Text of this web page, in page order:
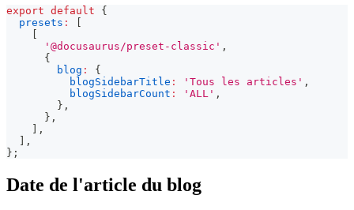
export default
{
presets :
'@docusaurus/preset-classic' ,
{
blog :
{
blogSidebarTitle : 'Tous les articles' ,
blogSidebarCount : 'ALL' ,
} ,
} ,
,
,
} ;
Date de l'article du blog